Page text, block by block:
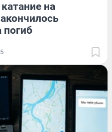
на
погиб
5